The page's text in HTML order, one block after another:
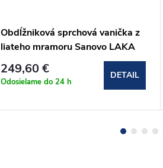
Obdĺžniková sprchová vanička z
liateho mramoru Sanovo LAKA
STAR 120x90x3 cm s
protišmykom
249,60 €
Odosielame do 24 h
DETAIL